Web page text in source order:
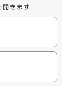
開きます